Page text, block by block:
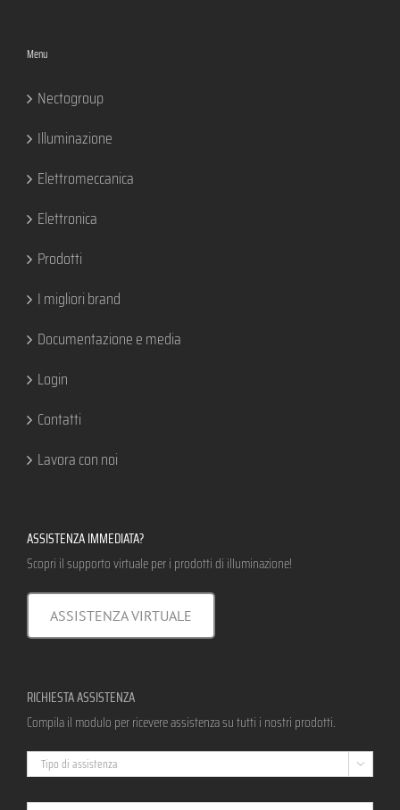
Menu
Nectogroup
Illuminazione
Elettromeccanica
Elettronica
Prodotti
I migliori brand
Documentazione e media
Login
Contatti
Lavora con noi
ASSISTENZA IMMEDIATA?
Scopri il supporto virtuale per i prodotti di illuminazione!
ASSISTENZA VIRTUALE
RICHIESTA ASSISTENZA
Compila il modulo per ricevere assistenza su tutti i nostri prodotti.
